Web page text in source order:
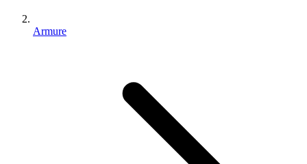
Armure